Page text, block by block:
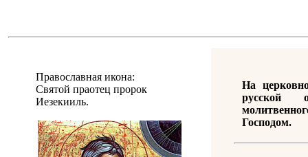
Православная икона:
Святой праотец пророк
Иезекииль.
На
русской
Господом.